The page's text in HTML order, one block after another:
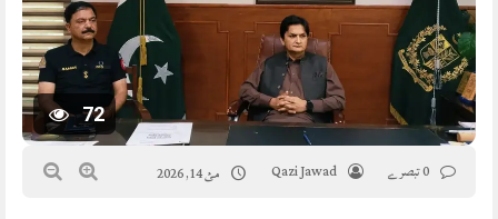
72
Qazi Jawad مئ 14, 2026